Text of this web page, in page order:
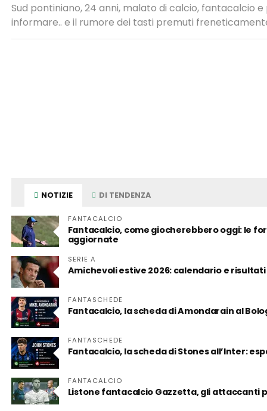
Sud pontiniano, 24 anni, malato di calcio, fantacalcio
informare.. e il rumore dei tasti premuti
NOTIZIE DI TENDENZA
FANTACALCIO
Fantacalcio, come giocherebbero oggi: le
aggiornate
SERIE A
Amichevoli estive 2026: calendario e risultati
FANTASCHEDE
Fantacalcio, la scheda di Amondarain al
FANTASCHEDE
Fantacalcio, la scheda di Stones all’Inter:
FANTACALCIO
Listone fantacalcio Gazzetta, gli attaccanti